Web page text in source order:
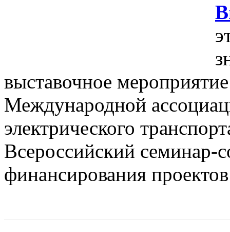
выставочное
Международной
электрического
Всероссийский семинар-
финансирования